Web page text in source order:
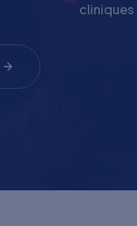
cliniques